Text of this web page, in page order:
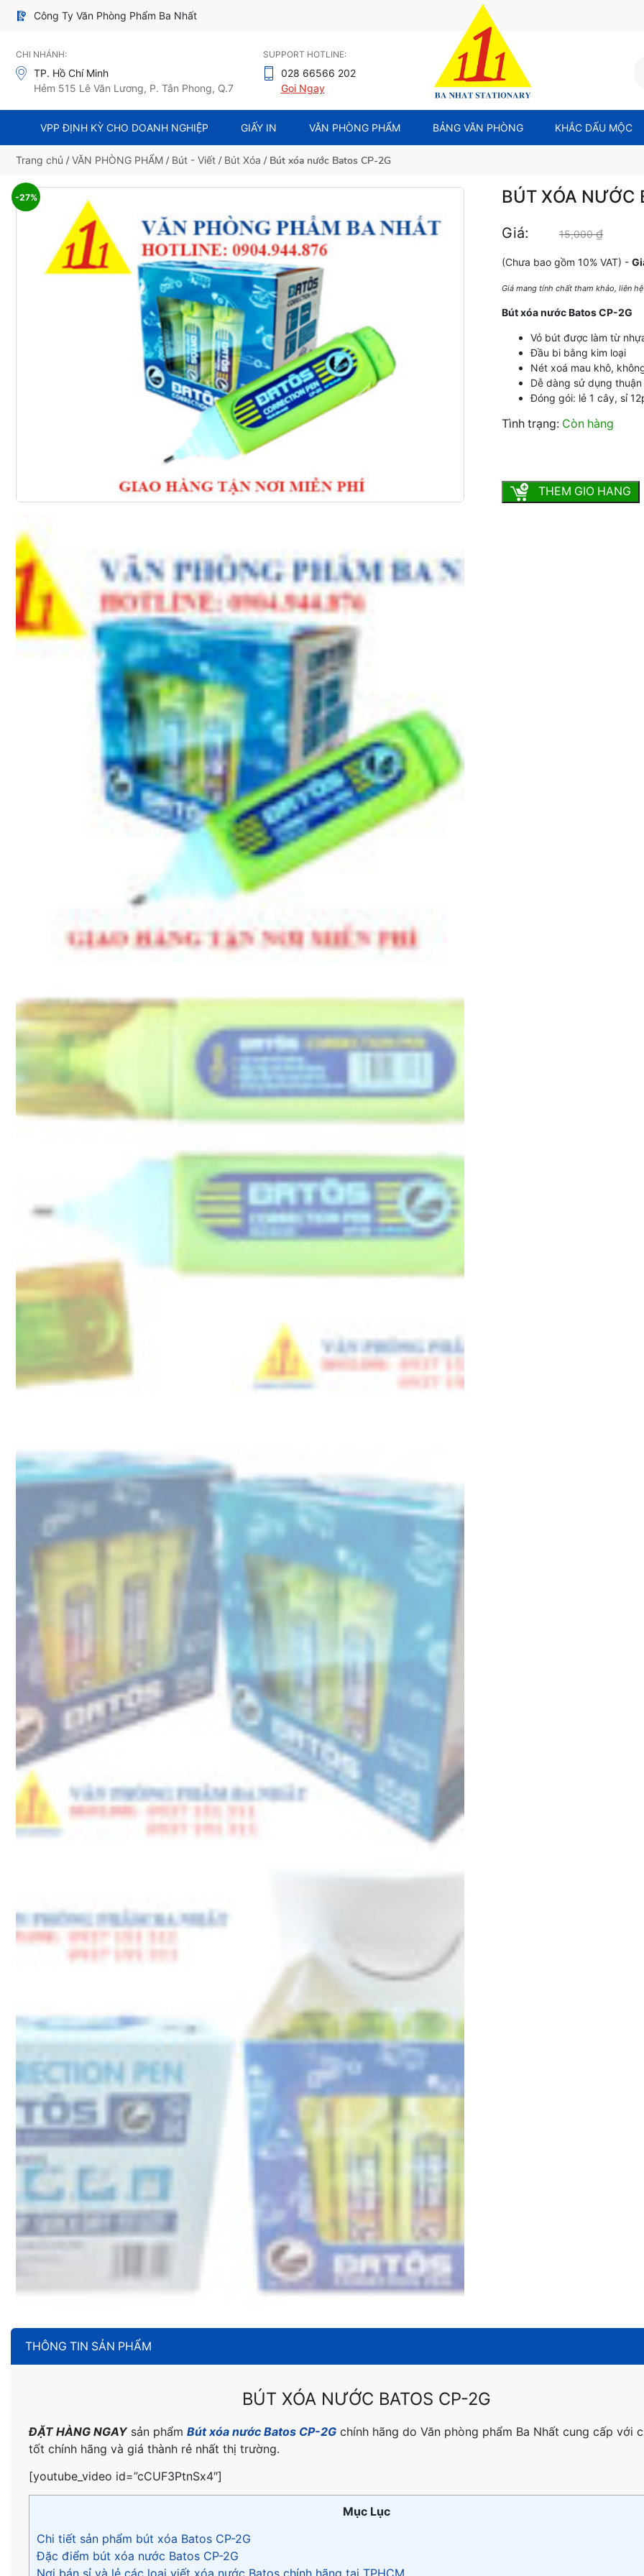
Công Ty Văn Phòng Phẩm Ba Nhất
CHI NHÁNH:
TP. Hồ Chí Minh
Hẻm 515 Lê Văn Lương, P. Tân Phong, Q.7
SUPPORT HOTLINE:
028 66566 202
Gọi Ngay
VPP ĐỊNH KỲ CHO DOANH NGHIỆP GIẤY IN VĂN PHÒNG PHẨM BẢNG VĂN PHÒNG KHẮC DẤU MỘC
Trang chủ /VĂN PHÒNG PHẨM / Bút - Viết / Bút Xóa / Bút xóa nước Batos CP-2G
-27% BÚT XÓA NƯỚC
Giá: 15,000₫
(Chưa bao gồm 10% VAT) -
Giá mang tính chất tham khảo, liên
Bút xóa nước Batos CP-2G
Vỏ bút được làm từ
Đầu bi bằng kim loại
Nét xoá mau khô,
Dễ dàng sử dụng
Đóng gói: lẻ 1 cây, sỉ
Tình trạng: Còn hàng
THEM GIO HANG
THÔNG TIN SẢN PHẨM
BÚT XÓA NƯỚC BATOS CP-2G
ĐẶT HÀNG NGAYsản phẩm Bút xóa nước Batos CP-2Gchính hãng do Văn phòng phẩm Ba Nhất cung cấp với
tốt chính hãng và giá thành rẻ nhất thị trường.
[youtube_video id=”cCUF3PtnSx4″]
Mục Lục
Chi tiết sản phẩm bút xóa Batos CP-2G
Đặc điểm bút xóa nước Batos CP-2G